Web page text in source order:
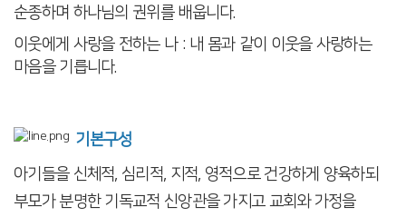
순종하며 하나님의 권위를 배웁니다.
이웃에게 사랑을 전하는 나 : 내 몸과 같이 이웃을 사랑하는
마음을 기릅니다.
기본구성
아기들을 신체적, 심리적, 지적, 영적으로 건강하게 양육하되
부모가 분명한 기독교적 신앙관을 가지고 교회와 가정을